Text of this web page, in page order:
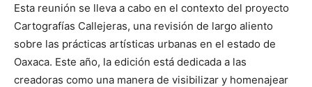
Esta reunión se lleva a cabo en el contexto del proyecto
Cartografías Callejeras, una revisión de largo aliento
sobre las prácticas artísticas urbanas en el estado de
Oaxaca. Este año, la edición está dedicada a las
creadoras como una manera de visibilizar y homenajear